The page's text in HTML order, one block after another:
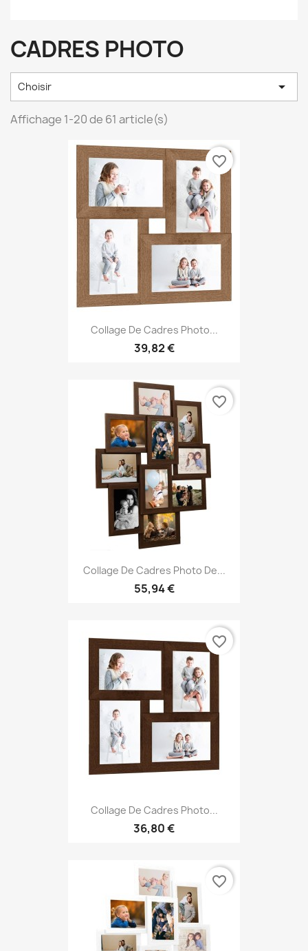
CADRES PHOTO
Choisir 
Affichage 1-20 de 61 article(s)
Collage De Cadres Photo...
39,82 €
favorite_border
Collage De Cadres Photo De...
55,94 €
favorite_border
Collage De Cadres Photo...
36,80 €
favorite_border
favorite_border